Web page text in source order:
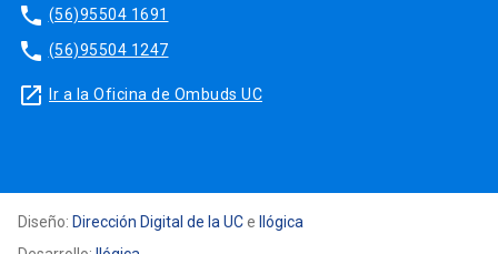
phone (56)95504 1691
phone (56)95504 1247
launch Ir a la Oficina de Ombuds UC
Diseño: Dirección Digital de la UCe
Ilógica